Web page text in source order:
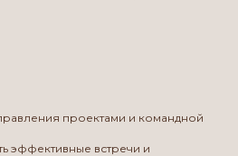
проектами и командной
эффективные встречи и